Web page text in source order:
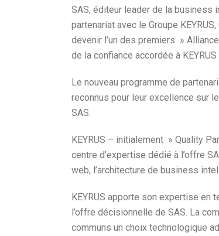
SAS, éditeur leader de la
partenariat avec le Groupe
devenir l’un des premiers »
de la confiance accordée à KEYRUS
Le nouveau programme de
reconnus pour leur excellence sur
SAS.
KEYRUS – initialement » Quality
centre d’expertise dédié à l’offre
web, l’architecture de business
KEYRUS apporte son expertise en
l’offre décisionnelle de SAS. La
communs un choix technologique